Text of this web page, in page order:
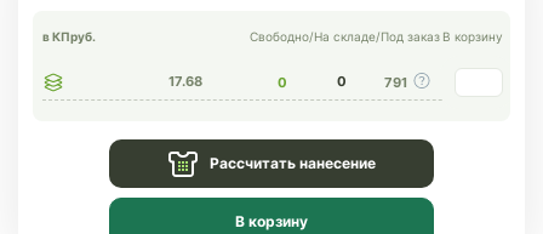
в КПруб. Свободно/На складе/Под заказ В корзину
17.68 0 0 791
Рассчитать нанесение
В корзину